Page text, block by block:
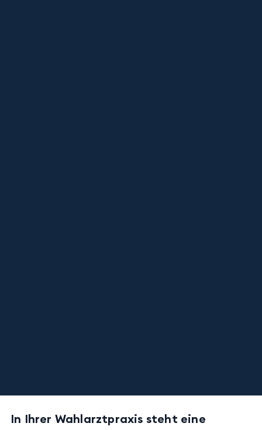
In Ihrer Wahlarztpraxis steht eine